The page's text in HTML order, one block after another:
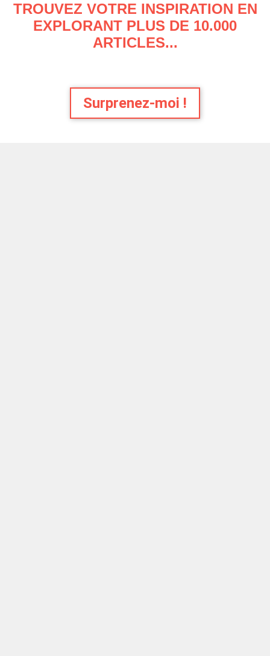
TROUVEZ VOTRE INSPIRATION EN
EXPLORANT PLUS DE 10.000
ARTICLES...
Surprenez-moi !